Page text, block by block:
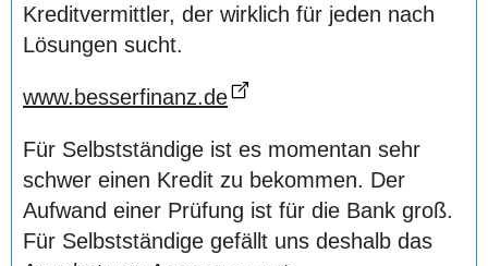
Kreditvermittler, der wirklich für jeden nach
Lösungen sucht.
www.besserfinanz.de
Für Selbstständige ist es momentan sehr
schwer einen Kredit zu bekommen. Der
Aufwand einer Prüfung ist für die Bank groß.
Für Selbstständige gefällt uns deshalb das